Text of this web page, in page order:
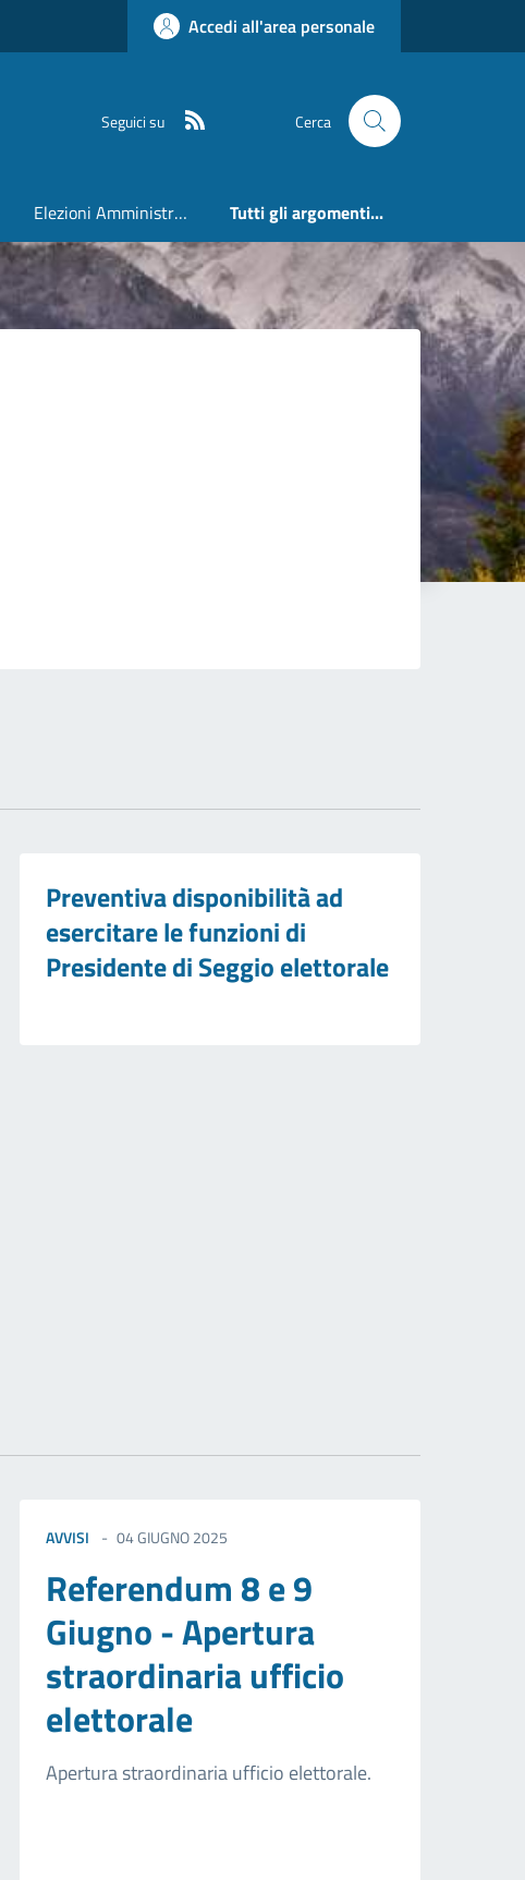
Accedi all'area personale
Seguici su Cerca
Elezioni Amministrative 24 e 25 Maggio 2026 Tutti gli argomenti...
Preventiva disponibilità ad
esercitare le funzioni di
Presidente di Seggio elettorale
AVVISI 04 GIUGNO 2025
Referendum 8 e 9
Giugno - Apertura
straordinaria ufficio
elettorale
Apertura straordinaria ufficio elettorale.